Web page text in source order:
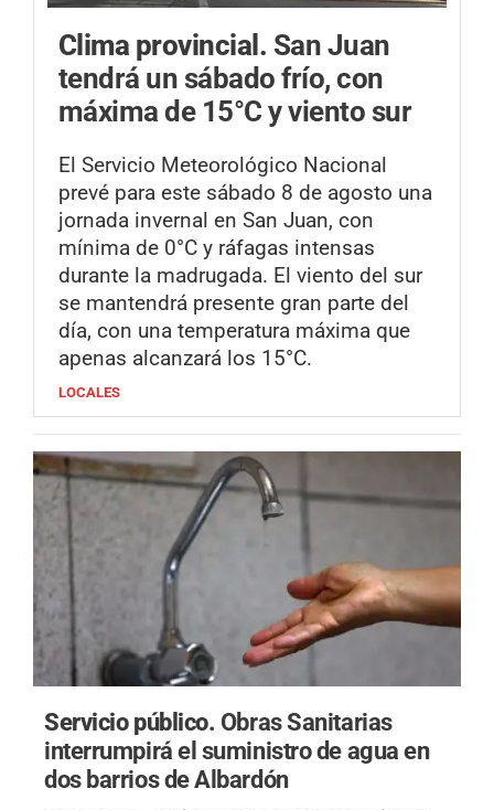
Clima provincial. San Juan
tendrá un sábado frío, con
máxima de 15°C y viento sur
El Servicio Meteorológico Nacional
prevé para este sábado 8 de agosto una
jornada invernal en San Juan, con
mínima de 0°C y ráfagas intensas
durante la madrugada. El viento del sur
se mantendrá presente gran parte del
día, con una temperatura máxima que
apenas alcanzará los 15°C.
LOCALES
Servicio público. Obras Sanitarias
interrumpirá el suministro de agua en
dos barrios de Albardón